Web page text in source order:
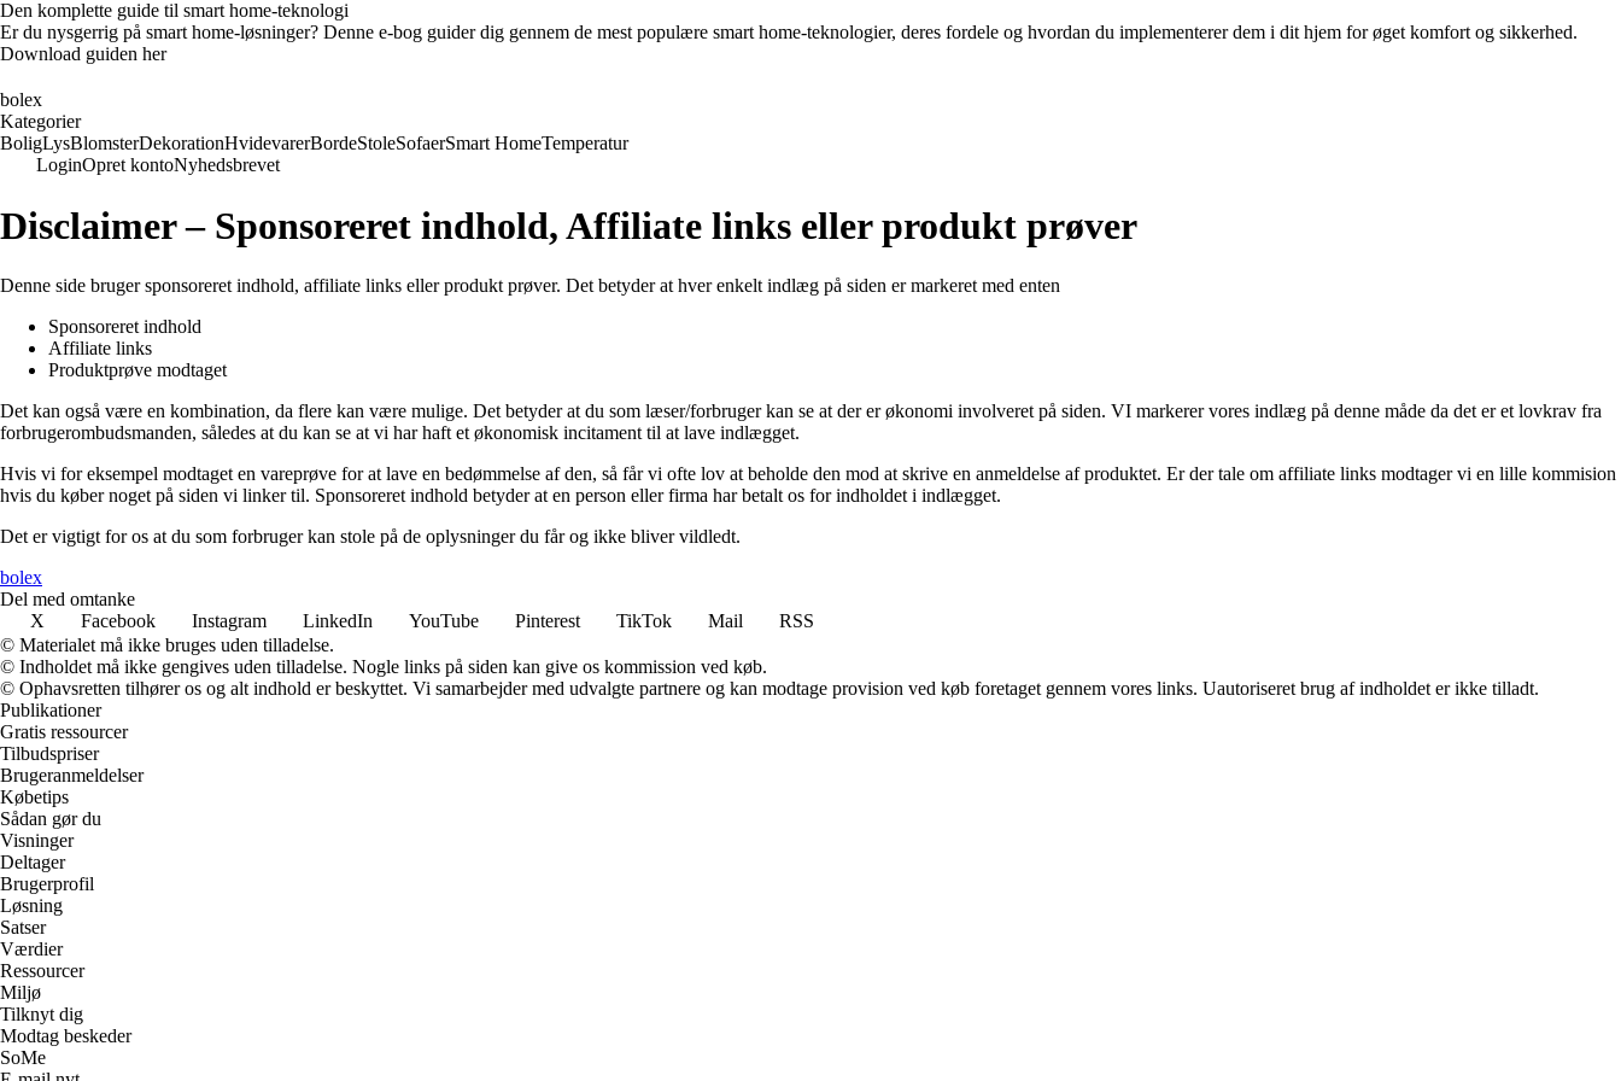
Den komplette guide til smart home-teknologi
Er du nysgerrig på smart home-løsninger? Denne e-bog guider dig gennem de mest populære smart home-teknologier, deres fordele og hvordan du implementerer dem i dit hjem for øget komfort og sikkerhed.
Download guiden her
bolex
Kategorier
BoligLysBlomsterDekorationHvidevarerBordeStoleSofaerSmart HomeTemperatur
LoginOpret kontoNyhedsbrevet
Disclaimer – Sponsoreret indhold, Affiliate links eller produkt prøver
Denne side bruger sponsoreret indhold, affiliate links eller produkt prøver. Det betyder at hver enkelt indlæg på siden er markeret med enten
Sponsoreret indhold
Affiliate links
Produktprøve modtaget
Det kan også være en kombination, da flere kan være mulige. Det betyder at du som læser/forbruger kan se at der er økonomi involveret på siden. VI markerer vores indlæg på denne måde da det er et lovkrav fra
forbrugerombudsmanden, således at du kan se at vi har haft et økonomisk incitament til at lave indlægget.
Hvis vi for eksempel modtaget en vareprøve for at lave en bedømmelse af den, så får vi ofte lov at beholde den mod at skrive en anmeldelse af produktet. Er der tale om affiliate links modtager vi en lille kommision
hvis du køber noget på siden vi linker til. Sponsoreret indhold betyder at en person eller firma har betalt os for indholdet i indlægget.
Det er vigtigt for os at du som forbruger kan stole på de oplysninger du får og ikke bliver vildledt.
bolex
Del med omtanke
X
Facebook Instagram LinkedIn YouTube Pinterest TikTok Mail
RSS
© Materialet må ikke bruges uden tilladelse.
© Indholdet må ikke gengives uden tilladelse. Nogle links på siden kan give os kommission ved køb.
© Ophavsretten tilhører os og alt indhold er beskyttet. Vi samarbejder med udvalgte partnere og kan modtage provision ved køb foretaget gennem vores links. Uautoriseret brug af indholdet er ikke tilladt.
Publikationer
Gratis ressourcer
Tilbudspriser
Brugeranmeldelser
Købetips
Sådan gør du
Visninger
Deltager
Brugerprofil
Løsning
Satser
Værdier
Ressourcer
Miljø
Tilknyt dig
Modtag beskeder
SoMe